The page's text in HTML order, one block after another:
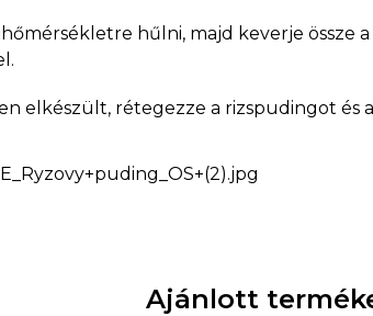
hűlni, majd keverje össze
elkészült, rétegezze a rizspudingot és
Ajánlott